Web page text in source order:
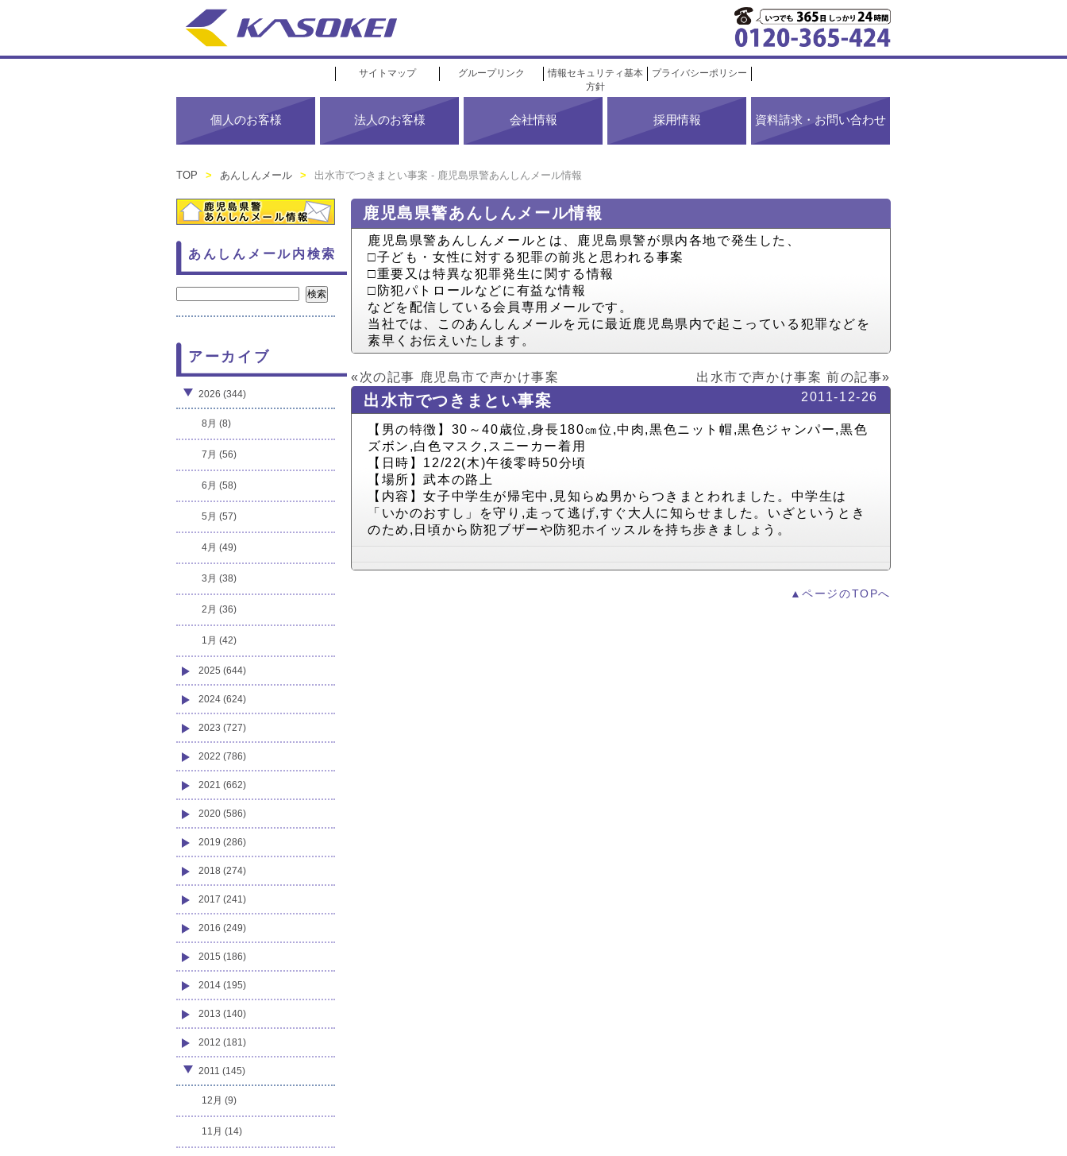
サイトマップ グループリンク
情報セキュリティ基本
方針
プライバシーポリシー
個人のお客様 法人のお客様 会社情報 採用情報 資料請求・お問い合わせ
TOP > あんしんメール > 出水市でつきまとい事案 - 鹿児島県警あんしんメール情報
鹿児島県警あんしんメール情報
鹿児島県警あんしんメールとは、鹿児島県警が県内各地で発生した、
□子ども・女性に対する犯罪の前兆と思われる事案
□重要又は特異な犯罪発生に関する情報
□防犯パトロールなどに有益な情報
などを配信している会員専用メールです。
当社では、このあんしんメールを元に最近鹿児島県内で起こっている犯罪などを
素早くお伝えいたします。
«次の記事 鹿児島市で声かけ事案 出水市で声かけ事案 前の記事»
出水市でつきまとい事案 2011-12-26
【男の特徴】30～40歳位,身長180㎝位,中肉,黒色ニット帽,黒色ジャンパー,黒色
ズボン,白色マスク,スニーカー着用
【日時】12/22(木)午後零時50分頃
【場所】武本の路上
【内容】女子中学生が帰宅中,見知らぬ男からつきまとわれました。中学生は
「いかのおすし」を守り,走って逃げ,すぐ大人に知らせました。いざというとき
のため,日頃から防犯ブザーや防犯ホイッスルを持ち歩きましょう。
▲ページのTOPへ
あんしんメール内検索
アーカイブ
2026 (344)
8月 (8)
7月 (56)
6月 (58)
5月 (57)
4月 (49)
3月 (38)
2月 (36)
1月 (42)
2025 (644)
2024 (624)
2023 (727)
2022 (786)
2021 (662)
2020 (586)
2019 (286)
2018 (274)
2017 (241)
2016 (249)
2015 (186)
2014 (195)
2013 (140)
2012 (181)
2011 (145)
12月 (9)
11月 (14)